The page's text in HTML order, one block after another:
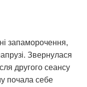
запаморочення,
Звернулася
другого сеансу
почала себе